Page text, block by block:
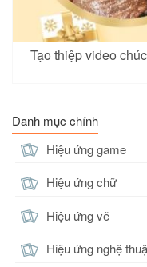
Tạo thiệp video
Danh mục chính
Hiệu ứng game
Hiệu ứng chữ
Hiệu ứng vẽ
Hiệu ứng nghệ